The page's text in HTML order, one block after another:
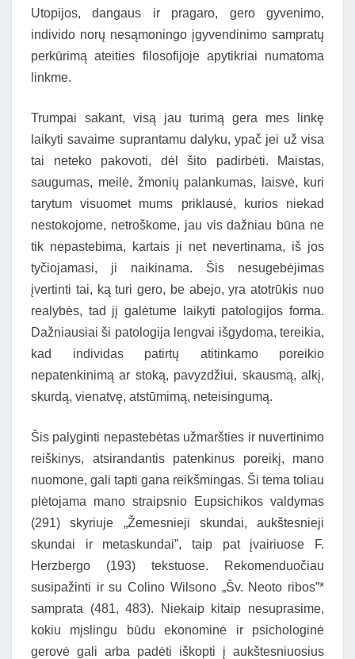
Utopijos, dangaus ir pragaro, gero gyvenimo,
individo norų nesąmoningo įgyvendinimo sampratų
perkūrimą ateities filosofijoje apytikriai numatoma
linkme.
Trumpai sakant, visą jau turimą gera mes linkę
laikyti savaime suprantamu dalyku, ypač jei už visa
tai neteko pakovoti, dėl šito padirbėti. Maistas,
saugumas, meilė, žmonių palankumas, laisvė, kuri
tarytum visuomet mums priklausė, kurios niekad
nestokojome, netroškome, jau vis dažniau būna ne
tik nepastebima, kartais ji net nevertinama, iš jos
tyčiojamasi, ji naikinama. Šis nesugebėjimas
įvertinti tai, ką turi gero, be abejo, yra atotrūkis nuo
realybės, tad jį galėtume laikyti patologijos forma.
Dažniausiai ši patologija lengvai išgydoma, tereikia,
kad individas patirtų atitinkamo poreikio
nepatenkinimą ar stoką, pavyzdžiui, skausmą, alkį,
skurdą, vienatvę, atstūmimą, neteisingumą.
Šis palyginti nepastebėtas užmaršties ir nuvertinimo
reiškinys, atsirandantis patenkinus poreikį, mano
nuomone, gali tapti gana reikšmingas. Ši tema toliau
plėtojama mano straipsnio Eupsichikos valdymas
(291) skyriuje „Žemesnieji skundai, aukštesnieji
skundai ir metaskundai”, taip pat įvairiuose F.
Herzbergo (193) tekstuose. Rekomenduočiau
susipažinti ir su Colino Wilsono „Šv. Neoto ribos”*
samprata (481, 483). Niekaip kitaip nesuprasime,
kokiu mįslingu būdu ekonominė ir psichologinė
gerovė gali arba padėti iškopti į aukštesniuosius